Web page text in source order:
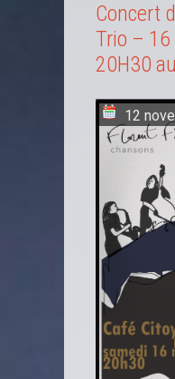
Concert
Trio – 16
20H30
12